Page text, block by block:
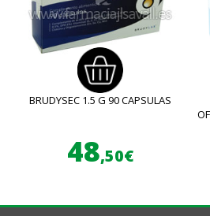
BRUDYSEC 1.5 G 90 CAPSULAS
48,50€